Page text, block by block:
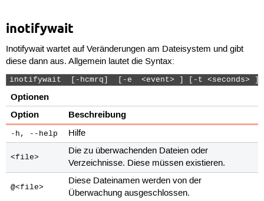
inotifywait
Inotifywait wartet auf Veränderungen am Dateisystem und gibt
diese dann aus. Allgemein lautet die Syntax:
inotifywait  [-hcmrq]  [-e  <event> ] [-t
Optionen
Option
Beschreibung
-h, --help Hilfe
<file>
Die zu überwachenden Dateien oder
Verzeichnisse. Diese müssen existieren.
@<file>
Diese Dateinamen werden von der
Überwachung ausgeschlossen.